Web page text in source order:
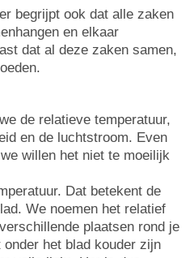
begrijpt ook dat alle zaken
en elkaar
dat al deze zaken samen,
de relatieve temperatuur,
en de luchtstroom. Even
willen het niet te moeilijk
Dat betekent de
We noemen het relatief
plaatsen rond je
het blad kouder zijn